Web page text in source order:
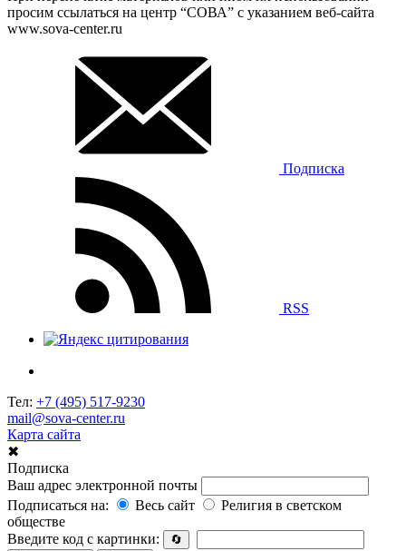
просим ссылаться на центр “СОВА” с указанием веб-сайта
www.sova-center.ru
Подписка
RSS
Тел: +7 (495) 517-9230
mail@sova-center.ru
Карта сайта
✖
Подписка
Ваш адрес электронной почты
Подписаться на:
Весь сайт
Религия в светском
обществе
Введите код с картинки:
🔄